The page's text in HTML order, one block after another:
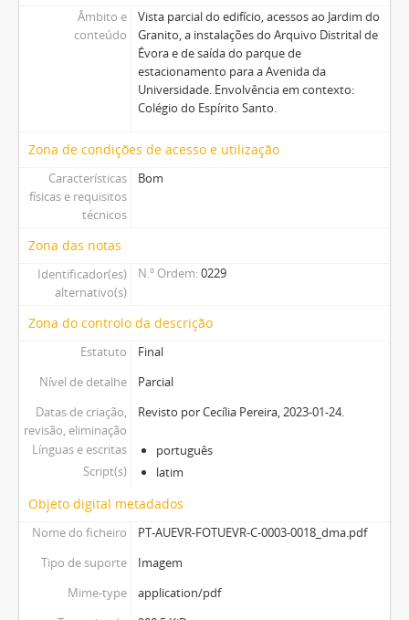
Âmbito e
conteúdo
Vista parcial do edifício, acessos ao Jardim do
Granito, a instalações do Arquivo Distrital de
Évora e de saída do parque de
estacionamento para a Avenida da
Universidade. Envolvência em contexto:
Colégio do Espírito Santo.
Zona de condições de acesso e utilização
Características
físicas e requisitos
técnicos
Bom
Zona das notas
Identificador(es)
alternativo(s)
N.º Ordem 0229
Zona do controlo da descrição
Estatuto
Final
Nível de detalhe
Parcial
Datas de criação,
revisão, eliminação
Revisto por Cecília Pereira, 2023-01-24.
Línguas e escritas
português
Script(s)
latim
Objeto digital metadados
Nome do ficheiro
PT-AUEVR-FOTUEVR-C-0003-0018_dma.pdf
Tipo de suporte
Imagem
Mime-type
application/pdf